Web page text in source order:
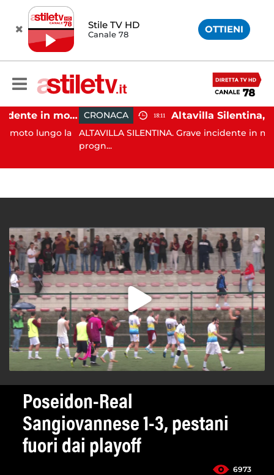
Stile TV HD
Canale 78 OTTIENI
Castellabate, incidente in moto: 27enne in ospedale
la
CRONACA 18:11
ALTAVILLA SILENTINA. Grave incidente in moto:
Poseidon-Real
Sangiovannese 1-3, pestani
fuori dai playoff
6973